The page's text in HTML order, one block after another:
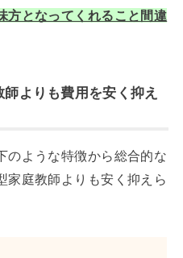
方となってくれること間違
よりも費用を安く抑え
のような特徴から総合的な
家庭教師よりも安く抑えら